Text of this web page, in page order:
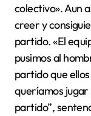
colectivo». Aun
creer y
partido. «El
pusimos al
partido que
queríamos
partido”,